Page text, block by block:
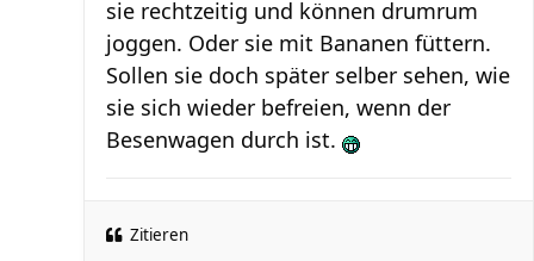
sie rechtzeitig und können drumrum
joggen. Oder sie mit Bananen füttern.
Sollen sie doch später selber sehen, wie
sie sich wieder befreien, wenn der
Besenwagen durch ist.
Zitieren